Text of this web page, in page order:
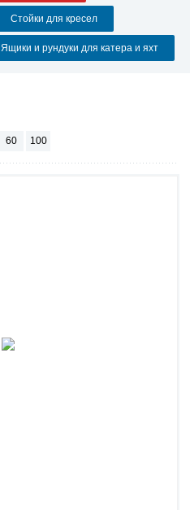
Стойки для кресел
Ящики и рундуки для катера и яхт
60 100